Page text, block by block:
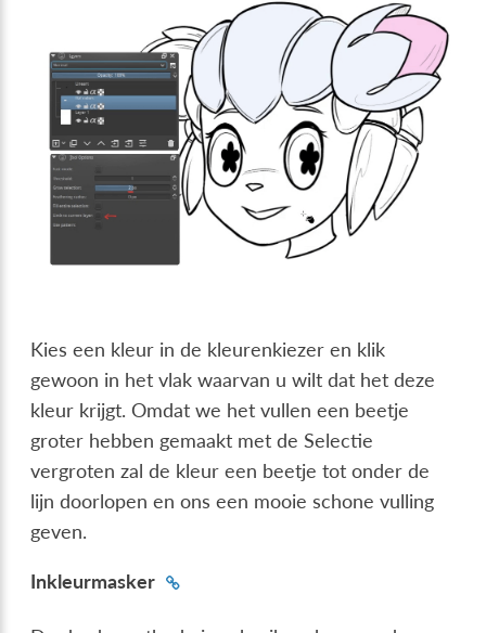
Kies een kleur in de kleurenkiezer en klik
gewoon in het vlak waarvan u wilt dat het deze
kleur krijgt. Omdat we het vullen een beetje
groter hebben gemaakt met de Selectie
vergroten zal de kleur een beetje tot onder de
lijn doorlopen en ons een mooie schone vulling
geven.
Inkleurmasker